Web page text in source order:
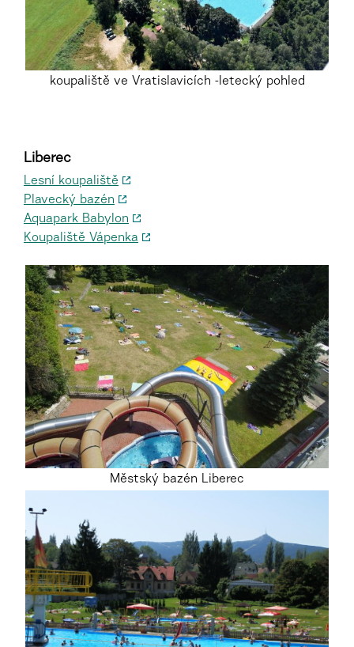
koupaliště ve Vratislavicích -letecký pohled
Liberec
Lesní koupaliště
Plavecký bazén
Aquapark Babylon
Koupaliště Vápenka
Městský bazén Liberec